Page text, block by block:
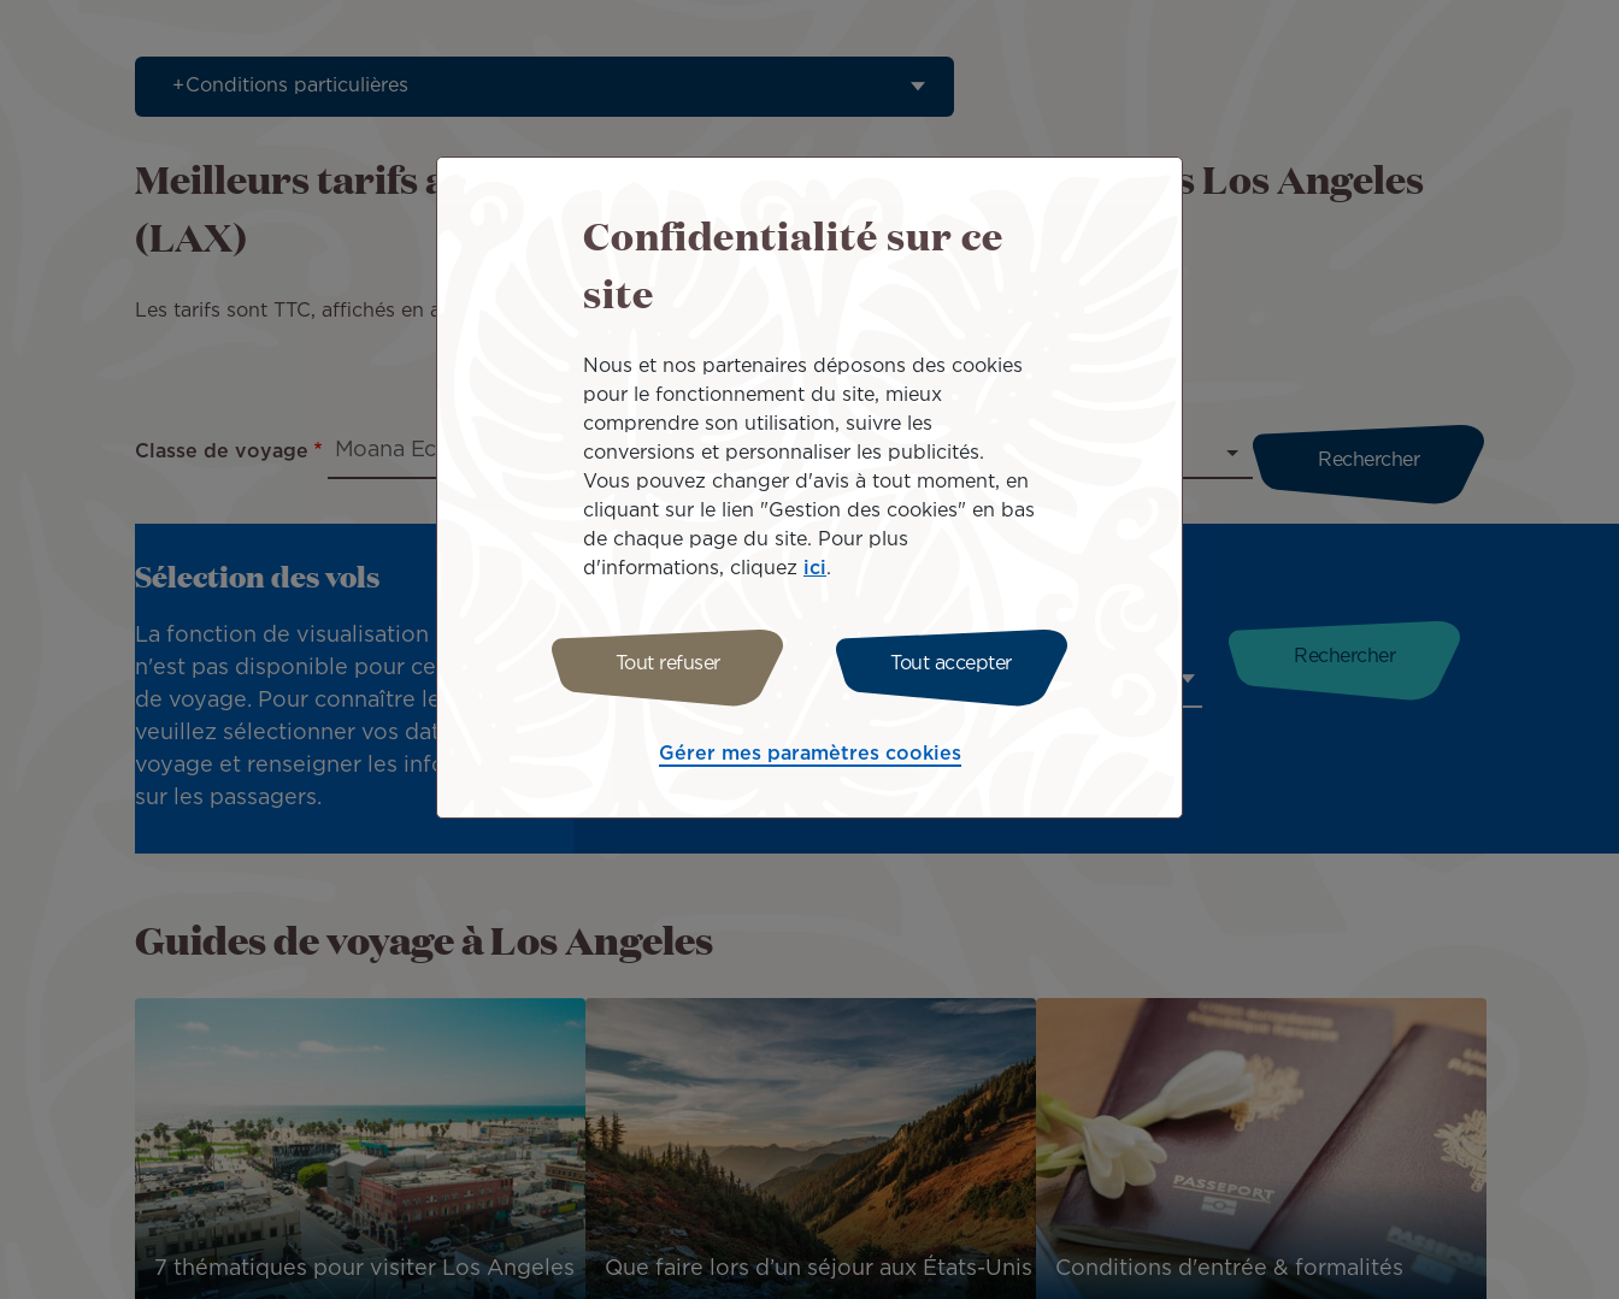
Conditions particulières
Meilleurs tarifs aller simple au départ de Paris (CDG) vers Los Angeles
(LAX)
Les tarifs sont TTC, affichés en aller simple, pour 1 personne en classe Moana Economy.
Classe de voyage Au départ de : Destination :
Sélection des vols
La fonction de visualisation des tarifs
n'est pas disponible pour cette classe
de voyage. Pour connaître les tarifs,
veuillez sélectionner vos dates de
voyage et renseigner les informations
sur les passagers.
Dates de voyage et passagers
Dates de voyage Passagers
1 passager
Code Promo
Guides de voyage à Los Angeles
7 thématiques pour visiter Los Angeles Que faire lors d’un séjour aux États-Unis Conditions d'entrée & formalités
Confidentialité sur ce
site
Nous et nos partenaires déposons des cookies
pour le fonctionnement du site, mieux
comprendre son utilisation, suivre les
conversions et personnaliser les publicités.
Vous pouvez changer d'avis à tout moment, en
cliquant sur le lien "Gestion des cookies" en bas
de chaque page du site. Pour plus
d'informations, cliquez ici.
Tout refuser Tout accepter
Gérer mes paramètres cookies